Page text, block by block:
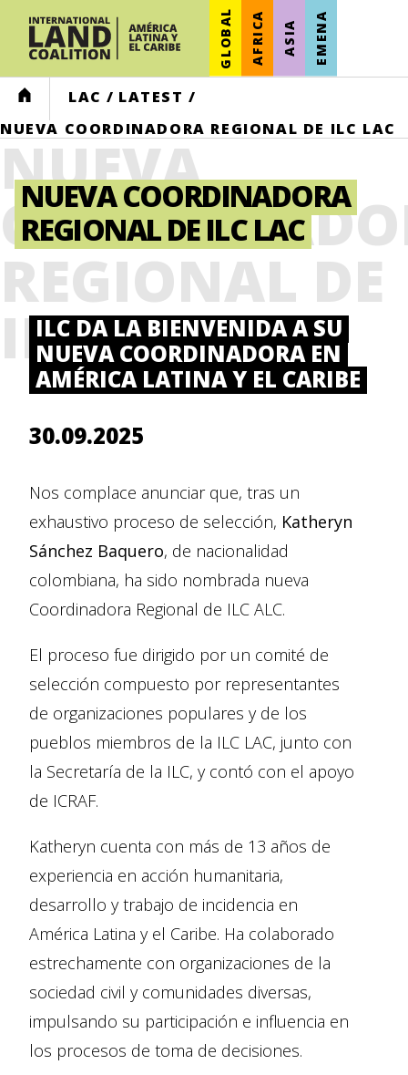
GLOBAL AFRICA ASIA EMENA
HOME LAC / LATEST /
NUEVA COORDINADORA REGIONAL DE ILC LAC
NUEVA
REGIONAL DE
ILC LAC
NUEVA COORDINADORA
REGIONAL DE ILC LAC
ILC DA LA BIENVENIDA A SU
NUEVA COORDINADORA EN
AMÉRICA LATINA Y EL CARIBE
30.09.2025
Nos complace anunciar que, tras un
exhaustivo proceso de selección, Katheryn
Sánchez Baquero, de nacionalidad
colombiana, ha sido nombrada nueva
Coordinadora Regional de ILC ALC.
El proceso fue dirigido por un comité de
selección compuesto por representantes
de organizaciones populares y de los
pueblos miembros de la ILC LAC, junto con
la Secretaría de la ILC, y contó con el apoyo
de ICRAF.
Katheryn cuenta con más de 13 años de
experiencia en acción humanitaria,
desarrollo y trabajo de incidencia en
América Latina y el Caribe. Ha colaborado
estrechamente con organizaciones de la
sociedad civil y comunidades diversas,
impulsando su participación e influencia en
los procesos de toma de decisiones.